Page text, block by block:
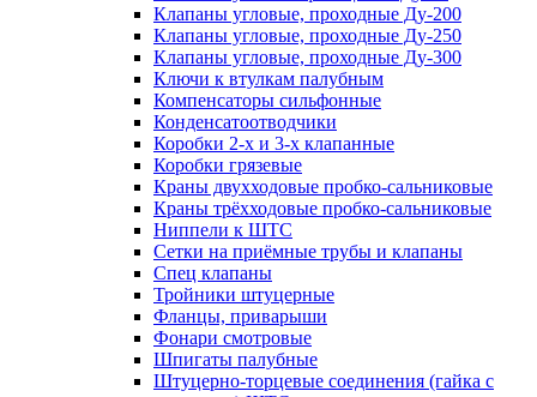
Клапаны угловые, проходные Ду-200
Клапаны угловые, проходные Ду-250
Клапаны угловые, проходные Ду-300
Ключи к втулкам палубным
Компенсаторы сильфонные
Конденсатоотводчики
Коробки 2-х и 3-х клапанные
Коробки грязевые
Краны двухходовые пробко-сальниковые
Краны трёхходовые пробко-сальниковые
Ниппели к ШТС
Сетки на приёмные трубы и клапаны
Спец клапаны
Тройники штуцерные
Фланцы, приварыши
Фонари смотровые
Шпигаты палубные
Штуцерно-торцевые соединения (гайка с